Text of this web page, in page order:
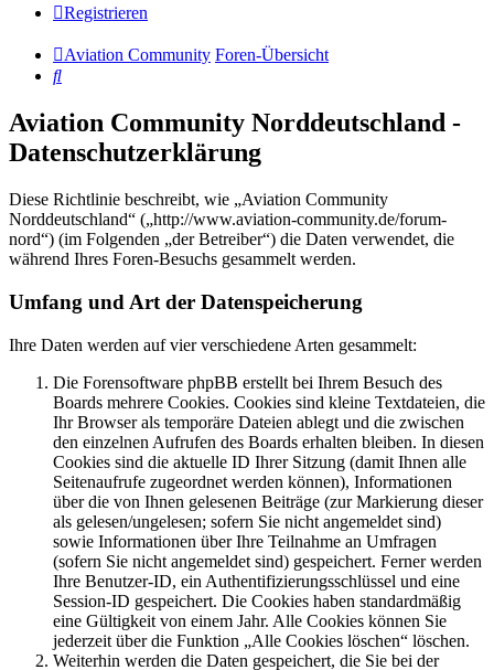
Registrieren
Aviation Community Foren-Übersicht
Suche
Aviation Community Norddeutschland -
Datenschutzerklärung
Diese Richtlinie beschreibt, wie „Aviation Community
Norddeutschland“ („http://www.aviation-community.de/forum-
nord“) (im Folgenden „der Betreiber“) die Daten verwendet, die
während Ihres Foren-Besuchs gesammelt werden.
Umfang und Art der Datenspeicherung
Ihre Daten werden auf vier verschiedene Arten gesammelt:
Die Forensoftware phpBB erstellt bei Ihrem Besuch des
Boards mehrere Cookies. Cookies sind kleine Textdateien, die
Ihr Browser als temporäre Dateien ablegt und die zwischen
den einzelnen Aufrufen des Boards erhalten bleiben. In diesen
Cookies sind die aktuelle ID Ihrer Sitzung (damit Ihnen alle
Seitenaufrufe zugeordnet werden können), Informationen
über die von Ihnen gelesenen Beiträge (zur Markierung dieser
als gelesen/ungelesen; sofern Sie nicht angemeldet sind)
sowie Informationen über Ihre Teilnahme an Umfragen
(sofern Sie nicht angemeldet sind) gespeichert. Ferner werden
Ihre Benutzer-ID, ein Authentifizierungsschlüssel und eine
Session-ID gespeichert. Die Cookies haben standardmäßig
eine Gültigkeit von einem Jahr. Alle Cookies können Sie
jederzeit über die Funktion „Alle Cookies löschen“ löschen.
Weiterhin werden die Daten gespeichert, die Sie bei der